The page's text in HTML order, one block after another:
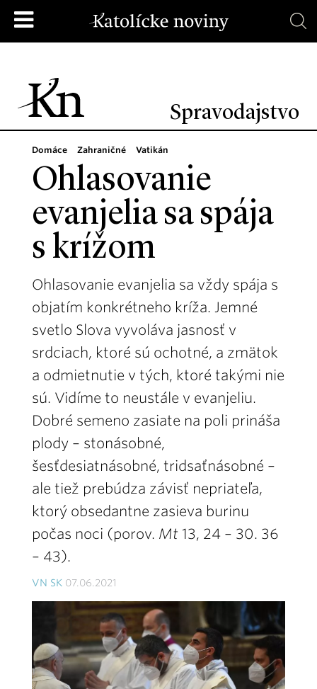
Spravodajstvo
Domáce Zahraničné Vatikán
Ohlasovanie
evanjelia sa spája
s krížom
Ohlasovanie evanjelia sa vždy spája s
objatím konkrétneho kríža. Jemné
svetlo Slova vyvoláva jasnosť v
srdciach, ktoré sú ochotné, a zmätok
a odmietnutie v tých, ktoré takými nie
sú. Vidíme to neustále v evanjeliu.
Dobré semeno zasiate na poli prináša
plody – stonásobné,
šesťdesiatnásobné, tridsaťnásobné –
ale tiež prebúdza závisť nepriateľa,
ktorý obsedantne zasieva burinu
počas noci (porov. Mt 13, 24 – 30. 36
– 43).
VN SK 07.06.2021